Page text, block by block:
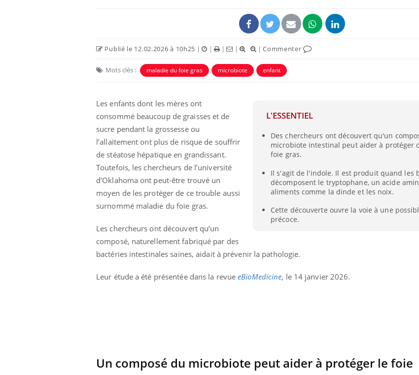
Publié le 12.02.2026 à 10h25 | | | | |Commenter
Mots clés : maladie du foie gras microbiote enfant
L'ESSENTIEL
Des chercheurs ont découvert qu'un
microbiote intestinal peut aider à protéger
foie gras.
Il s'agit de l'indole. Il est produit quand les
décomposent le tryptophane, un acide
aliments comme la dinde et les noix.
Cette découverte ouvre la voie à une
précoce.
Les enfants dont les mères ont
consommé beaucoup de graisses et de
sucre pendant la grossesse ou
l’allaitement ont plus de risque de souffrir
de stéatose hépatique en grandissant.
Toutefois, les chercheurs de l’université
d'Oklahoma ont peut-être trouvé un
moyen de les protéger de ce trouble aussi
surnommé maladie du foie gras.
Les chercheurs ont découvert qu’un
composé, naturellement fabriqué par des
bactéries intestinales saines, aidait à prévenir la pathologie.
Leur étude a été présentée dans la revueeBioMedicine, le 14 janvier 2026.
Un composé du microbiote peut aider à protéger le foie
Youtube
Fatigue, irritabilité, brouillard mental ou
même alopécie… Les symptômes de la
carence en fer sont multiples ce qui la rend
En 2026, l'insuline dans le diabète de type 2
patients comme parfois chez les soignants. soleil, activités en
sont ...